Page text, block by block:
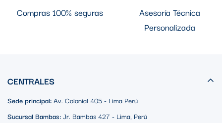
Compras 100% seguras
Asesoría Técnica
Personalizada
CENTRALES
Sede principal:Av. Colonial 405 - Lima Perú
Sucursal Bambas:Jr. Bambas 427 - Lima, Perú